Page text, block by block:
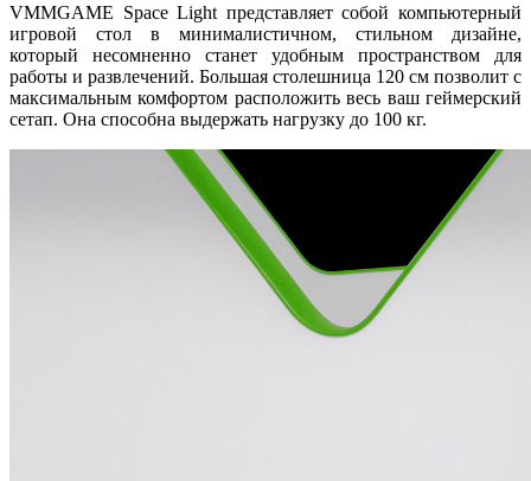
VMMGAME Space Light представляет собой компьютерный
игровой стол в минималистичном, стильном дизайне,
который несомненно станет удобным пространством для
работы и развлечений. Большая столешница 120 см позволит с
максимальным комфортом расположить весь ваш геймерский
сетап. Она способна выдержать нагрузку до 100 кг.